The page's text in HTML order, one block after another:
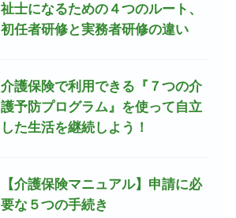
祉士になるための４つのルート、
初任者研修と実務者研修の違い
介護保険で利用できる『７つの介
護予防プログラム』を使って自立
した生活を継続しよう！
【介護保険マニュアル】申請に必
要な５つの手続き